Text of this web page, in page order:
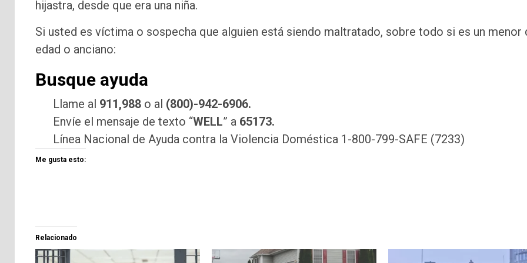
hijastra, desde que era una niña.
Si usted es víctima o sospecha que alguien está siendo maltratado, sobre todo si es un menor
edad o anciano:
Busque ayuda
Llame al 911,988 o al (800)-942-6906.
Envíe el mensaje de texto “WELL” a 65173.
Línea Nacional de Ayuda contra la Violencia Doméstica 1-800-799-SAFE (7233)
Me gusta esto:
Relacionado